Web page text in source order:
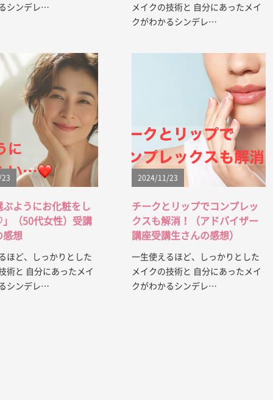
シンデレ…
メイクの技術と 自分にあったメイ
クがわかるシンデレ…
ようにお化粧をし
（50代女性）受講
感想
ほど、しっかりとした
術と 自分にあったメイ
シンデレ…
2024/11/23
チークとリップでコンプレッ
クスも解消！（アドバイザー
講座受講生さんの感想）
一生使えるほど、しっかりとした
メイクの技術と 自分にあったメイ
クがわかるシンデレ…